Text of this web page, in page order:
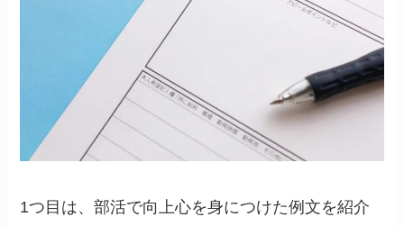
1つ目は、部活で向上心を身につけた例文を紹介